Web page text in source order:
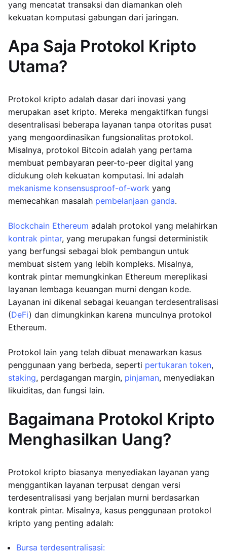
yang mencatat transaksi dan diamankan oleh
kekuatan komputasi gabungan dari jaringan.
Apa Saja Protokol Kripto
Utama?
Protokol kripto adalah dasar dari inovasi yang
merupakan aset kripto. Mereka mengaktifkan fungsi
desentralisasi beberapa layanan tanpa otoritas pusat
yang mengoordinasikan fungsionalitas protokol.
Misalnya, protokol Bitcoin adalah yang pertama
membuat pembayaran peer-to-peer digital yang
didukung oleh kekuatan komputasi. Ini adalah
mekanisme konsensusproof-of-work yang
memecahkan masalah pembelanjaan ganda.
Blockchain Ethereum adalah protokol yang melahirkan
kontrak pintar, yang merupakan fungsi deterministik
yang berfungsi sebagai blok pembangun untuk
membuat sistem yang lebih kompleks. Misalnya,
kontrak pintar memungkinkan Ethereum mereplikasi
layanan lembaga keuangan murni dengan kode.
Layanan ini dikenal sebagai keuangan terdesentralisasi
(DeFi) dan dimungkinkan karena munculnya protokol
Ethereum.
Protokol lain yang telah dibuat menawarkan kasus
penggunaan yang berbeda, seperti pertukaran token,
staking, perdagangan margin, pinjaman, menyediakan
likuiditas, dan fungsi lain.
Bagaimana Protokol Kripto
Menghasilkan Uang?
Protokol kripto biasanya menyediakan layanan yang
menggantikan layanan terpusat dengan versi
terdesentralisasi yang berjalan murni berdasarkan
kontrak pintar. Misalnya, kasus penggunaan protokol
kripto yang penting adalah:
Bursa terdesentralisasi: